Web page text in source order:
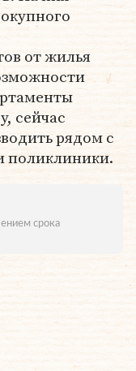
от жилья
сейчас
рядом с
поликлиники.
срока